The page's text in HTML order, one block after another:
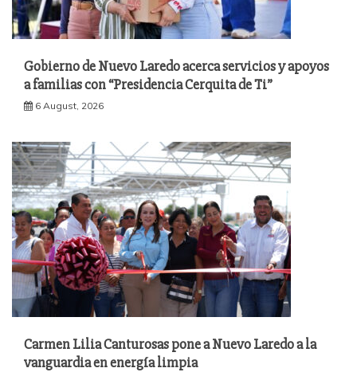
Gobierno de Nuevo Laredo acerca servicios y apoyos
a familias con “Presidencia Cerquita de Ti”
6 August, 2026
Carmen Lilia Canturosas pone a Nuevo Laredo a la
vanguardia en energía limpia